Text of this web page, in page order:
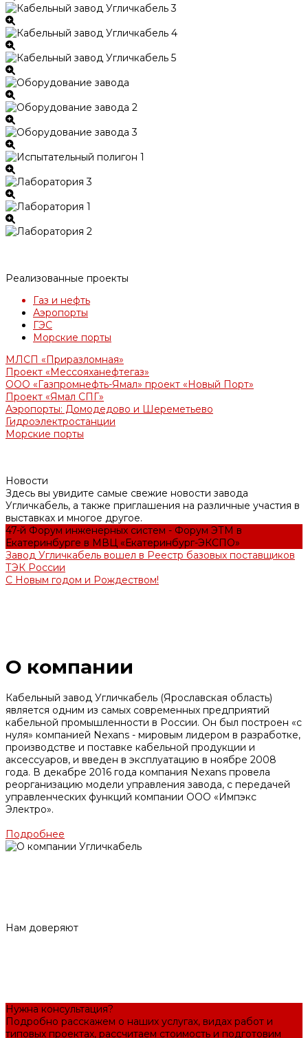
Реализованные проекты
Газ и нефть
Аэропорты
ГЭС
Морские порты
МЛСП «Приразломная»
Проект «Мессояханефтегаз»
ООО «Газпромнефть-Ямал» проект «Новый Порт»
Проект «Ямал СПГ»
Аэропорты: Домодедово и Шереметьево
Гидроэлектростанции
Морские порты
Новости
Здесь вы увидите самые свежие новости завода
Угличкабель, а также приглашения на различные участия в
выставках и многое другое.
47-й Форум инженерных систем - Форум ЭТМ в
Екатеринбурге в МВЦ «Екатеринбург-ЭКСПО»
Завод Угличкабель вошел в Реестр базовых поставщиков
ТЭК России
С Новым годом и Рождеством!
О компании
Кабельный завод Угличкабель (Ярославская область)
является одним из самых современных предприятий
кабельной промышленности в России. Он был построен «с
нуля» компанией Nexans - мировым лидером в разработке,
производстве и поставке кабельной продукции и
аксессуаров, и введен в эксплуатацию в ноябре 2008
года. В декабре 2016 года компания Nexans провела
реорганизацию модели управления завода, с передачей
управленческих функций компании ООО «Импэкс
Электро».
Подробнее
Нам доверяют
Нужна консультация?
Подробно расскажем о наших услугах, видах работ и
типовых проектах, рассчитаем стоимость и подготовим